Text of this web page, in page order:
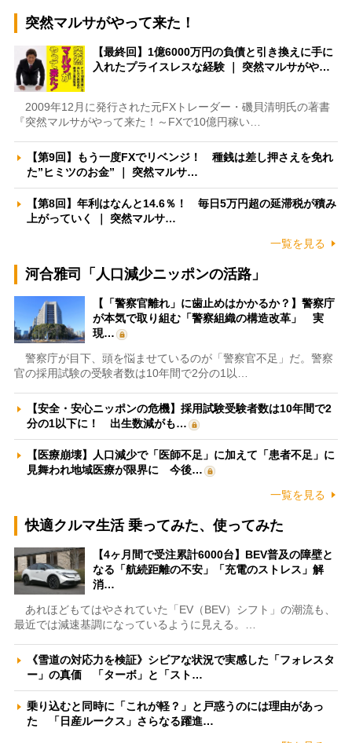
突然マルサがやって来た！
【最終回】1億6000万円の負債と引き換えに手に
入れたプライスレスな経験 ｜ 突然マルサがや…
2009年12月に発行された元FXトレーダー・磯貝清明氏の著書
『突然マルサがやって来た！～FXで10億円稼い…
【第9回】もう一度FXでリベンジ！ 種銭は差し押さえを免れ
た”ヒミツのお金” ｜ 突然マルサ…
【第8回】年利はなんと14.6％！ 毎日5万円超の延滞税が積み
上がっていく ｜ 突然マルサ…
一覧を見る
河合雅司「人口減少ニッポンの活路」
【「警察官離れ」に歯止めはかかるか？】警察庁
が本気で取り組む「警察組織の構造改革」 実
現…
警察庁が目下、頭を悩ませているのが「警察官不足」だ。警察
官の採用試験の受験者数は10年間で2分の1以…
【安全・安心ニッポンの危機】採用試験受験者数は10年間で2
分の1以下に！ 出生数減がも…
【医療崩壊】人口減少で「医師不足」に加えて「患者不足」に
見舞われ地域医療が限界に 今後…
一覧を見る
快適クルマ生活 乗ってみた、使ってみた
【4ヶ月間で受注累計6000台】BEV普及の障壁と
なる「航続距離の不安」「充電のストレス」解
消…
あれほどもてはやされていた「EV（BEV）シフト」の潮流も、
最近では減速基調になっているように見える。…
《雪道の対応力を検証》シビアな状況で実感した「フォレスタ
ー」の真価 「ターボ」と「スト…
乗り込むと同時に「これが軽？」と戸惑うのには理由があっ
た 「日産ルークス」さらなる躍進…